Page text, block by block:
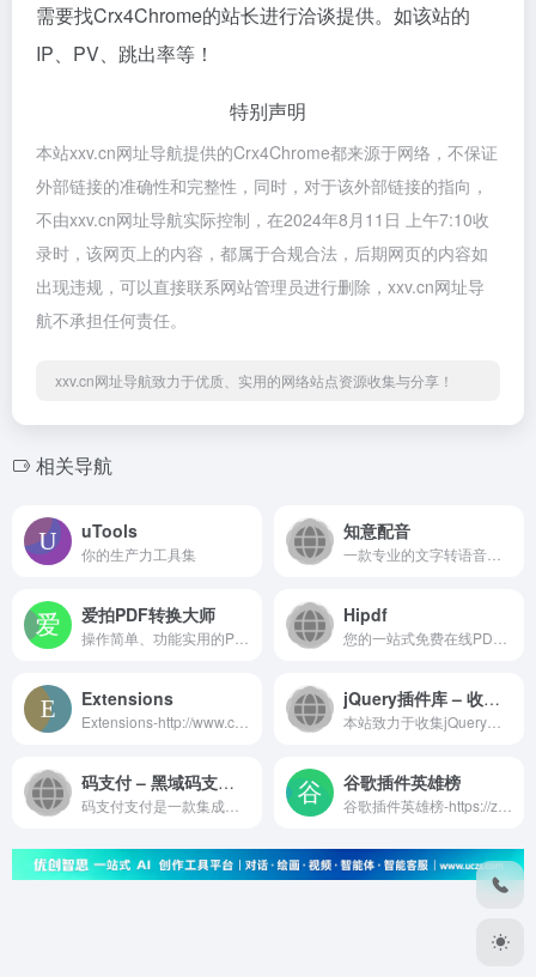
需要找Crx4Chrome的站长进行洽谈提供。如该站的
IP、PV、跳出率等！
特别声明
本站xxv.cn网址导航提供的Crx4Chrome都来源于网络，不保证
外部链接的准确性和完整性，同时，对于该外部链接的指向，
不由xxv.cn网址导航实际控制，在2024年8月11日 上午7:10收
录时，该网页上的内容，都属于合规合法，后期网页的内容如
出现违规，可以直接联系网站管理员进行删除，xxv.cn网址导
航不承担任何责任。
xxv.cn网址导航致力于优质、实用的网络站点资源收集与分享！
相关导航
uTools
你的生产力工具集
知意配音
爱拍PDF转换大师 Hipdf
Extensions jQuery插件库 – 收集最全最新最好的jQuery插件
码支付 – 黑域码支付3年老牌码支付官网稳定个人免签免挂即时到账系统 谷歌插件英雄榜